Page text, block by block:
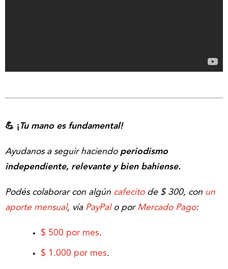
💪 ¡Tu mano es fundamental!
Ayudanos a seguir haciendo periodismo
independiente, relevante y bien bahiense.
Podés colaborar con algún cafecitode $ 300, con un
aporte mensual, víaPayPalo por Mercado Pago:
$ 500 por mes.
$ 1.000 por mes.